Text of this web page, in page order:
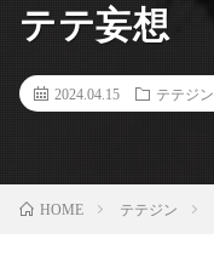
テテ妄想
2024.04.15 テテジン
HOME テテジン